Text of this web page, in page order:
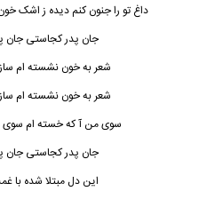
داغ تو را جنون کنم دیده ز اشک
جان پدر کجاستی جان
شعر به خون نشسته ام
شعر به خون نشسته ام
سوی من آ که خسته ام سوی
جان پدر کجاستی جان
این دل مبتلا شده با